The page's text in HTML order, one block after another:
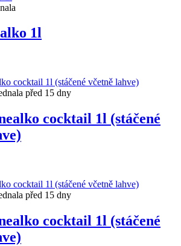
1l
před 15 dny
cocktail 1l (stáčené
před 15 dny
cocktail 1l (stáčené